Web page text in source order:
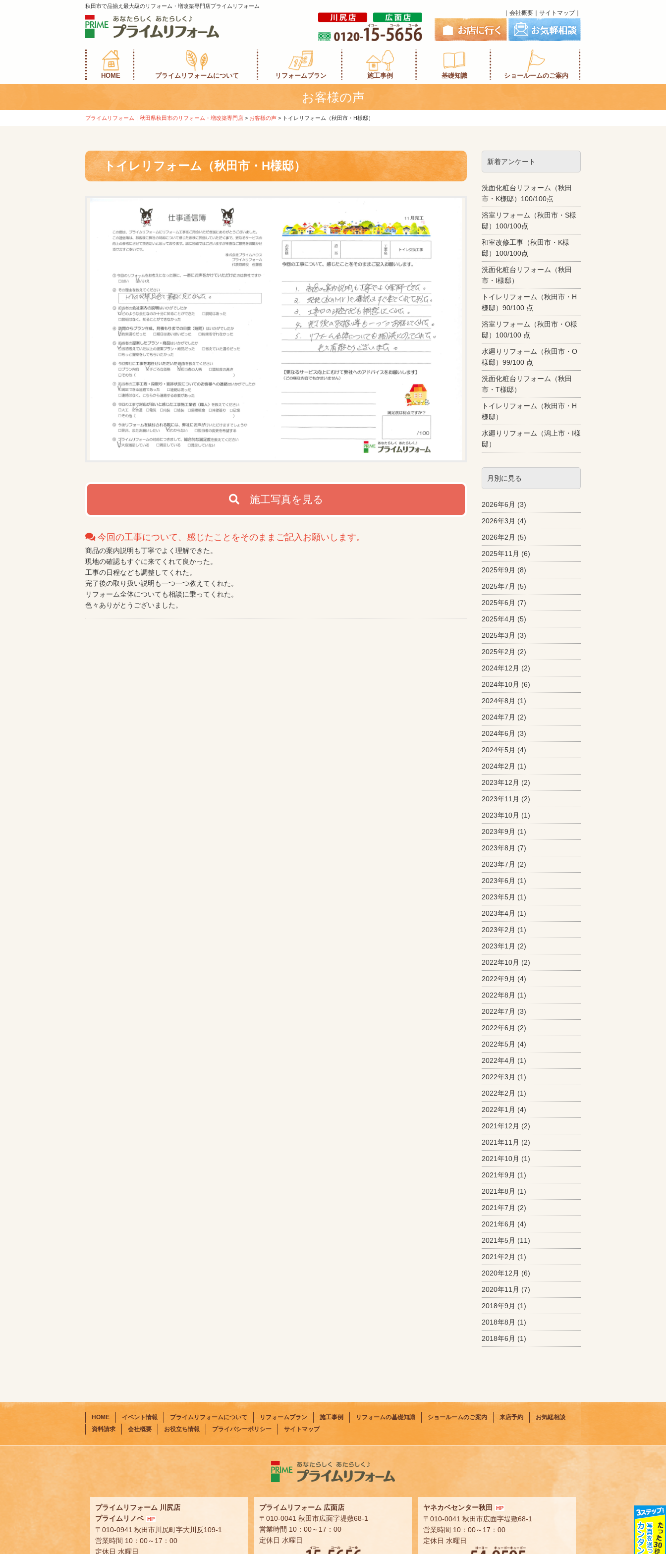
秋田市で品揃え最大級のリフォーム・増改築専門店プライムリフォーム
会社概要 サイトマップ｜
HOME プライムリフォームについて リフォームプラン 施工事例 基礎知識 ショールームのご案内
お客様の声
プライムリフォーム｜秋田県秋田市のリフォーム・増改築専門店 > お客様の声 > トイレリフォーム（秋田市・H様邸）
トイレリフォーム（秋田市・H様邸）
施工写真を見る
今回の工事について、感じたことをそのままご記入お願いします。
商品の案内説明も丁寧でよく理解できた。
現地の確認もすぐに来てくれて良かった。
工事の日程なども調整してくれた。
完了後の取り扱い説明も一つ一つ教えてくれた。
リフォーム全体についても相談に乗ってくれた。
色々ありがとうございました。
新着アンケート
洗面化粧台リフォーム（秋田
市・K様邸）100/100点
浴室リフォーム（秋田市・S様
邸）100/100点
和室改修工事（秋田市・K様
邸）100/100点
洗面化粧台リフォーム（秋田
市・I様邸）
トイレリフォーム（秋田市・H
様邸）90/100 点
浴室リフォーム（秋田市・O様
邸）100/100 点
水廻りリフォーム（秋田市・O
様邸）99/100 点
洗面化粧台リフォーム（秋田
市・T様邸）
トイレリフォーム（秋田市・H
様邸）
水廻りリフォーム（潟上市・I様
邸）
月別に見る
2026年6月 (3)
2026年3月 (4)
2026年2月 (5)
2025年11月 (6)
2025年9月 (8)
2025年7月 (5)
2025年6月 (7)
2025年4月 (5)
2025年3月 (3)
2025年2月 (2)
2024年12月 (2)
2024年10月 (6)
2024年8月 (1)
2024年7月 (2)
2024年6月 (3)
2024年5月 (4)
2024年2月 (1)
2023年12月 (2)
2023年11月 (2)
2023年10月 (1)
2023年9月 (1)
2023年8月 (7)
2023年7月 (2)
2023年6月 (1)
2023年5月 (1)
2023年4月 (1)
2023年2月 (1)
2023年1月 (2)
2022年10月 (2)
2022年9月 (4)
2022年8月 (1)
2022年7月 (3)
2022年6月 (2)
2022年5月 (4)
2022年4月 (1)
2022年3月 (1)
2022年2月 (1)
2022年1月 (4)
2021年12月 (2)
2021年11月 (2)
2021年10月 (1)
2021年9月 (1)
2021年8月 (1)
2021年7月 (2)
2021年6月 (4)
2021年5月 (11)
2021年2月 (1)
2020年12月 (6)
2020年11月 (7)
2018年9月 (1)
2018年8月 (1)
2018年6月 (1)
HOME イベント情報 プライムリフォームについて リフォームプラン 施工事例 リフォームの基礎知識 ショールームのご案内 来店予約
お気軽相談
資料請求
会社概要 お役立ち情報 プライバシーポリシー サイトマップ
プライムリフォーム 川尻店
プライムリノベ
HP
〒010-0941 秋田市川尻町字大川反109-1
営業時間 10：00～17：00
定休日 水曜日
プライムリフォーム 広面店
〒010-0041 秋田市広面字堤敷68-1
営業時間 10：00～17：00
定休日 水曜日
ヤネカベセンター秋田 HP
〒010-0041 秋田市広面字堤敷68-1
営業時間 10：00～17：00
定休日 水曜日